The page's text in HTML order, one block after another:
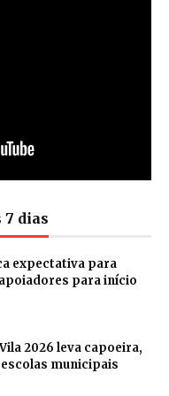
dias
expectativa para
para início
2026 leva capoeira,
municipais